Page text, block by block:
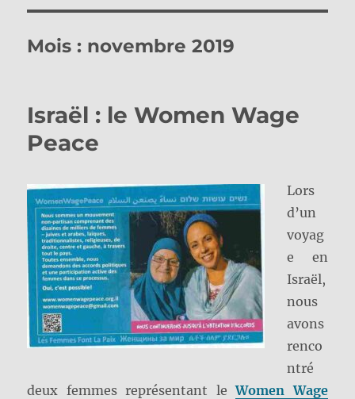
Mois : novembre 2019
Israël : le Women Wage
Peace
Lors
d’un
voyag
e en
Israël,
nous
avons
renco
ntré
deux femmes représentant leWomen Wage